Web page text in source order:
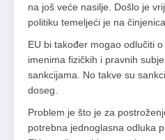
na još veće nasilje. Došlo je
politiku temeljeći je na
EU bi također mogao odlučiti
imenima fizičkih i pravnih
sankcijama. No takve su
doseg.
Problem je što je za
potrebna jednoglasna odluka